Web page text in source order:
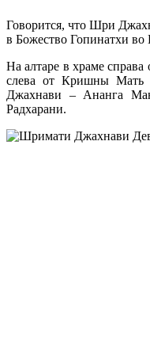
Говорится, что Шри
в Божество Гопинатхи во
На алтаре в храме
слева от Кришны
Джахнави – Ананга
Радхарани.